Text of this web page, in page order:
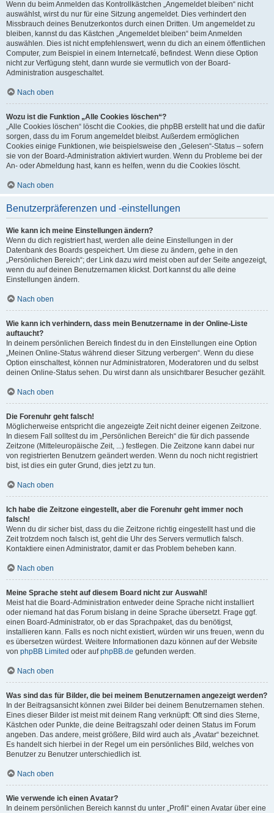
Wenn du beim Anmelden das Kontrollkästchen „Angemeldet bleiben“ nicht
auswählst, wirst du nur für eine Sitzung angemeldet. Dies verhindert den
Missbrauch deines Benutzerkontos durch einen Dritten. Um angemeldet zu
bleiben, kannst du das Kästchen „Angemeldet bleiben“ beim Anmelden
auswählen. Dies ist nicht empfehlenswert, wenn du dich an einem öffentlichen
Computer, zum Beispiel in einem Internetcafé, befindest. Wenn diese Option
nicht zur Verfügung steht, dann wurde sie vermutlich von der Board-
Administration ausgeschaltet.
Nach oben
Wozu ist die Funktion „Alle Cookies löschen“?
„Alle Cookies löschen“ löscht die Cookies, die phpBB erstellt hat und die dafür
sorgen, dass du im Forum angemeldet bleibst. Außerdem ermöglichen
Cookies einige Funktionen, wie beispielsweise den „Gelesen“-Status – sofern
sie von der Board-Administration aktiviert wurden. Wenn du Probleme bei der
An- oder Abmeldung hast, kann es helfen, wenn du die Cookies löscht.
Nach oben
Benutzerpräferenzen und -einstellungen
Wie kann ich meine Einstellungen ändern?
Wenn du dich registriert hast, werden alle deine Einstellungen in der
Datenbank des Boards gespeichert. Um diese zu ändern, gehe in den
„Persönlichen Bereich“; der Link dazu wird meist oben auf der Seite angezeigt,
wenn du auf deinen Benutzernamen klickst. Dort kannst du alle deine
Einstellungen ändern.
Nach oben
Wie kann ich verhindern, dass mein Benutzername in der Online-Liste
auftaucht?
In deinem persönlichen Bereich findest du in den Einstellungen eine Option
„Meinen Online-Status während dieser Sitzung verbergen“. Wenn du diese
Option einschaltest, können nur Administratoren, Moderatoren und du selbst
deinen Online-Status sehen. Du wirst dann als unsichtbarer Besucher gezählt.
Nach oben
Die Forenuhr geht falsch!
Möglicherweise entspricht die angezeigte Zeit nicht deiner eigenen Zeitzone.
In diesem Fall solltest du im „Persönlichen Bereich“ die für dich passende
Zeitzone (Mitteleuropäische Zeit, ...) festlegen. Die Zeitzone kann dabei nur
von registrierten Benutzern geändert werden. Wenn du noch nicht registriert
bist, ist dies ein guter Grund, dies jetzt zu tun.
Nach oben
Ich habe die Zeitzone eingestellt, aber die Forenuhr geht immer noch
falsch!
Wenn du dir sicher bist, dass du die Zeitzone richtig eingestellt hast und die
Zeit trotzdem noch falsch ist, geht die Uhr des Servers vermutlich falsch.
Kontaktiere einen Administrator, damit er das Problem beheben kann.
Nach oben
Meine Sprache steht auf diesem Board nicht zur Auswahl!
Meist hat die Board-Administration entweder deine Sprache nicht installiert
oder niemand hat das Forum bislang in deine Sprache übersetzt. Frage ggf.
einen Board-Administrator, ob er das Sprachpaket, das du benötigst,
installieren kann. Falls es noch nicht existiert, würden wir uns freuen, wenn du
es übersetzen würdest. Weitere Informationen dazu können auf der Website
von phpBB Limited oder aufphpBB.de gefunden werden.
Nach oben
Was sind das für Bilder, die bei meinem Benutzernamen angezeigt werden?
In der Beitragsansicht können zwei Bilder bei deinem Benutzernamen stehen.
Eines dieser Bilder ist meist mit deinem Rang verknüpft: Oft sind dies Sterne,
Kästchen oder Punkte, die deine Beitragszahl oder deinen Status im Forum
angeben. Das andere, meist größere, Bild wird auch als „Avatar“ bezeichnet.
Es handelt sich hierbei in der Regel um ein persönliches Bild, welches von
Benutzer zu Benutzer unterschiedlich ist.
Nach oben
Wie verwende ich einen Avatar?
In deinem persönlichen Bereich kannst du unter „Profil“ einen Avatar über eine